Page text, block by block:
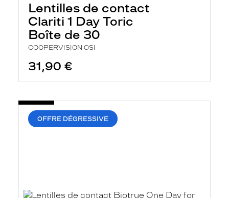
Lentilles de contact
Clariti 1 Day Toric
Boîte de 30
COOPERVISION OSI
31,90 €
OFFRE DÉGRESSIVE